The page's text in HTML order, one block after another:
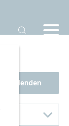
einblenden